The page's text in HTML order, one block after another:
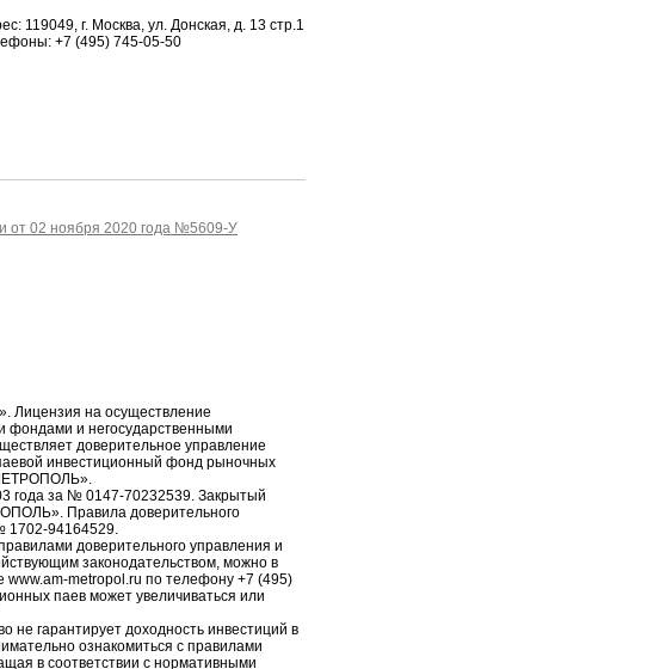
119049, г. Москва, ул. Донская, д. 13 стр.1
+7 (495) 745-05-50
от 02 ноября 2020 года №5609-У
Лицензия на осуществление
и негосударственными
доверительное управление
инвестиционный фонд рыночных
года за № 0147-70232539. Закрытый
Правила доверительного
1702-94164529.
доверительного управления и
законодательством, можно в
metropol.ru по телефону +7 (495)
паев может увеличиваться или
не гарантирует доходность инвестиций в
ознакомиться с правилами
в соответствии с нормативными